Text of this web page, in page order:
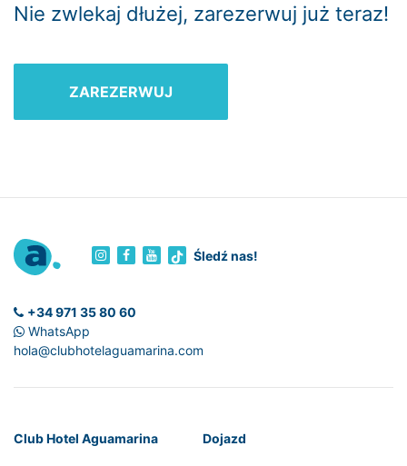
Nie zwlekaj dłużej, zarezerwuj już teraz!
ZAREZERWUJ
Śledź nas!
+34 971 35 80 60
WhatsApp
hola@clubhotelaguamarina.com
Club Hotel Aguamarina Dojazd